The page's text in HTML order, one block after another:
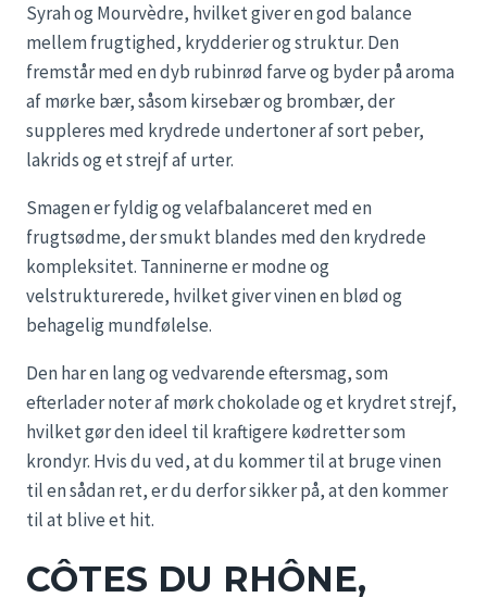
Syrah og Mourvèdre, hvilket giver en god balance
mellem frugtighed, krydderier og struktur. Den
fremstår med en dyb rubinrød farve og byder på aroma
af mørke bær, såsom kirsebær og brombær, der
suppleres med krydrede undertoner af sort peber,
lakrids og et strejf af urter.
Smagen er fyldig og velafbalanceret med en
frugtsødme, der smukt blandes med den krydrede
kompleksitet. Tanninerne er modne og
velstrukturerede, hvilket giver vinen en blød og
behagelig mundfølelse.
Den har en lang og vedvarende eftersmag, som
efterlader noter af mørk chokolade og et krydret strejf,
hvilket gør den ideel til kraftigere kødretter som
krondyr. Hvis du ved, at du kommer til at bruge vinen
til en sådan ret, er du derfor sikker på, at den kommer
til at blive et hit.
CÔTES DU RHÔNE,